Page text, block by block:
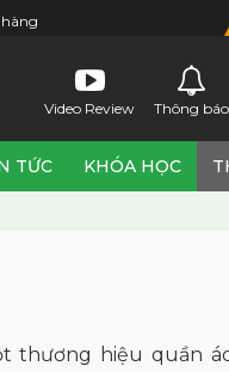
Video Review Thông báo
TỨC KHÓA HỌC
thương hiệu quần